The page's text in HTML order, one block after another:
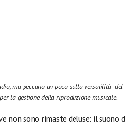
ma peccano un poco sulla versatilità del
la gestione della riproduzione musicale.
non sono rimaste deluse: il suono